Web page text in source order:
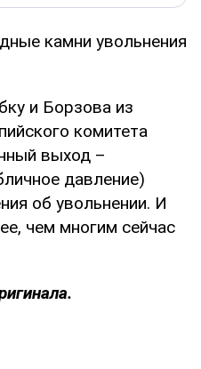
камни увольнения
и Борзова из
комитета
выход –
давление)
об увольнении. И
чем многим сейчас